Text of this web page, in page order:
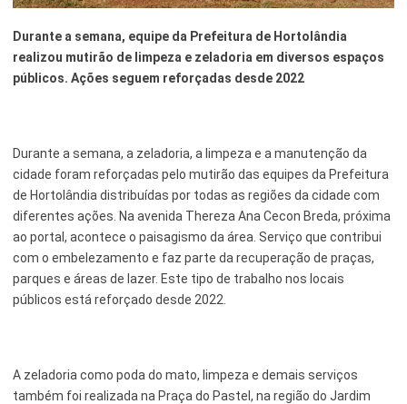
Obras
Planejamento Urbano e Gestão Estratégica
Segurança Pública
Serviços Urbanos
Tecnologia e Inovação
Durante a semana, equipe da Prefeitura de Hortolândia
realizou mutirão de limpeza e zeladoria em diversos espaços
públicos. Ações seguem reforçadas desde 2022
Durante a semana, a zeladoria, a limpeza e a manutenção da
cidade foram reforçadas pelo mutirão das equipes da Prefeitura
de Hortolândia distribuídas por todas as regiões da cidade com
diferentes ações. Na avenida Thereza Ana Cecon Breda, próxima
ao portal, acontece o paisagismo da área. Serviço que contribui
com o embelezamento e faz parte da recuperação de praças,
parques e áreas de lazer. Este tipo de trabalho nos locais
públicos está reforçado desde 2022.
A zeladoria como poda do mato, limpeza e demais serviços
também foi realizada na Praça do Pastel, na região do Jardim